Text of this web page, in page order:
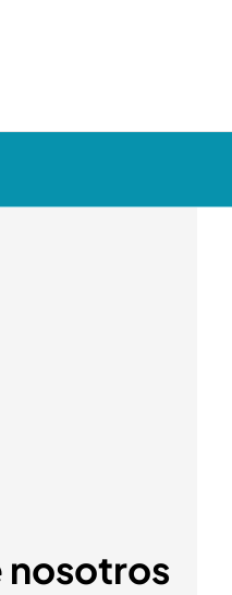
nosotros